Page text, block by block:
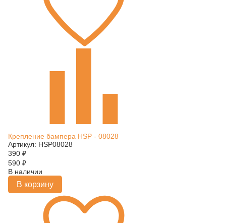
Крепление бампера HSP - 08028
Артикул: HSP08028
390 ₽
590 ₽
В наличии
В корзину